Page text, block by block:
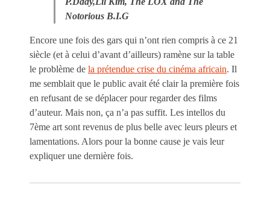
Notorious B.I.G
Encore une fois des gars qui n’ont rien compris à ce 21
siècle (et à celui d’avant d’ailleurs) ramène sur la table
le problème de la prétendue crise du cinéma africain. Il
me semblait que le public avait été clair la première fois
en refusant de se déplacer pour regarder des films
d’auteur. Mais non, ça n’a pas suffit. Les intellos du
7ème art sont revenus de plus belle avec leurs pleurs et
lamentations. Alors pour la bonne cause je vais leur
expliquer une dernière fois.